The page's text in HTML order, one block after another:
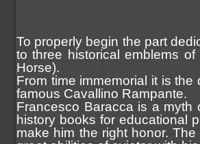
To properly begin the part
to three historical emblems
Horse).
From time immemorial it is
famous Cavallino Rampante.
Francesco Baracca is a myth
history books for educational
make him the right honor.